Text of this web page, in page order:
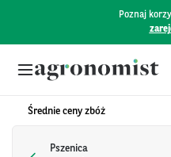
Poznaj
Średnie ceny zbóż
Pszenica